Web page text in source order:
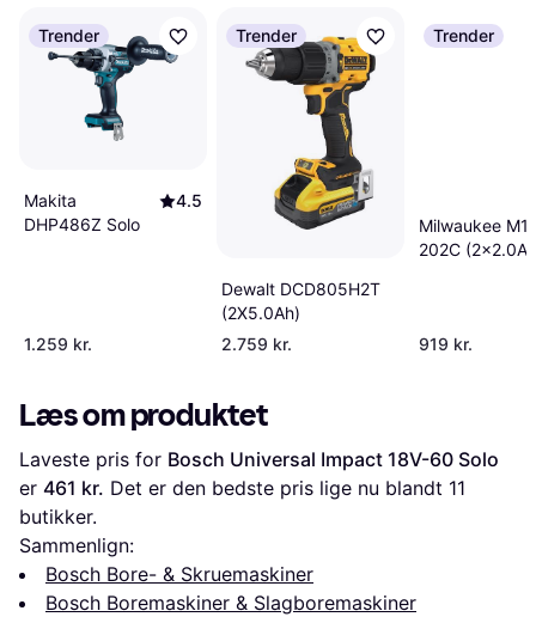
Trender
Makita
DHP486Z Solo
4.5
1.259 kr.
Trender
Dewalt DCD805H2T
(2X5.0Ah)
2.759 kr.
Trender
Milwaukee
202C
919 kr.
Læs om produktet
Laveste pris for Bosch Universal Impact 18V-60 Solo
er 461 kr. Det er den bedste pris lige nu blandt 11
butikker.
Sammenlign:
Bosch Bore- & Skruemaskiner
Bosch Boremaskiner & Slagboremaskiner